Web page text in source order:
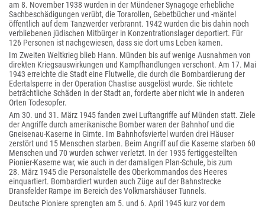
am 8. November 1938 wurden in der Mündener Synagoge erhebliche
Sachbeschädigungen verübt, die Torarollen, Gebetbücher und -mäntel
öffentlich auf dem Tanzwerder verbrannt. 1942 wurden die bis dahin noch
verbliebenen jüdischen Mitbürger in Konzentrationslager deportiert. Für
126 Personen ist nachgewiesen, dass sie dort ums Leben kamen.
Im Zweiten Weltkrieg blieb Hann. Münden bis auf wenige Ausnahmen von
direkten Kriegsauswirkungen und Kampfhandlungen verschont. Am 17. Mai
1943 erreichte die Stadt eine Flutwelle, die durch die Bombardierung der
Edertalsperre in der Operation Chastise ausgelöst wurde. Sie richtete
beträchtliche Schäden in der Stadt an, forderte aber nicht wie in anderen
Orten Todesopfer.
Am 30. und 31. März 1945 fanden zwei Luftangriffe auf Münden statt. Ziele
der Angriffe durch amerikanische Bomber waren der Bahnhof und die
Gneisenau-Kaserne in Gimte. Im Bahnhofsviertel wurden drei Häuser
zerstört und 15 Menschen starben. Beim Angriff auf die Kaserne starben 60
Menschen und 70 wurden schwer verletzt. In der 1935 fertiggestellten
Pionier-Kaserne war, wie auch in der damaligen Plan-Schule, bis zum
28. März 1945 die Personalstelle des Oberkommandos des Heeres
einquartiert. Bombardiert wurden auch Züge auf der Bahnstrecke
Dransfelder Rampe im Bereich des Volkmarshäuser Tunnels.
Deutsche Pioniere sprengten am 5. und 6. April 1945 kurz vor dem